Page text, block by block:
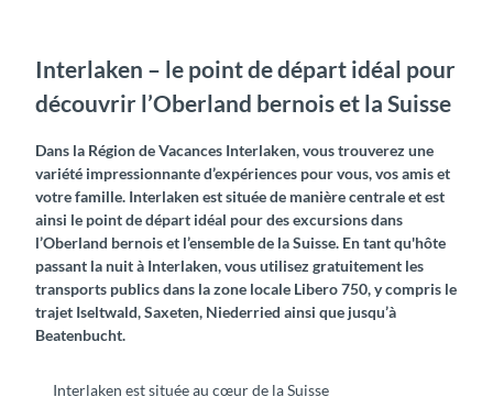
Interlaken – le point de départ idéal pour
découvrir l’Oberland bernois et la Suisse
Dans la Région de Vacances Interlaken, vous trouverez une
variété impressionnante d’expériences pour vous, vos amis et
votre famille. Interlaken est située de manière centrale et est
ainsi le point de départ idéal pour des excursions dans
l’Oberland bernois et l’ensemble de la Suisse. En tant qu'hôte
passant la nuit à Interlaken, vous utilisez gratuitement les
transports publics dans la zone locale Libero 750, y compris le
trajet Iseltwald, Saxeten, Niederried ainsi que jusqu’à
Beatenbucht.
Interlaken est située au cœur de la Suisse